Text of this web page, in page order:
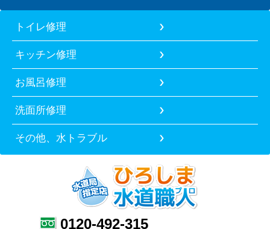
トイレ修理
キッチン修理
お風呂修理
洗面所修理
その他、水トラブル
0120-492-315